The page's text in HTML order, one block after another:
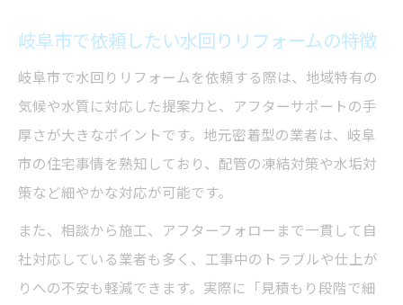
岐阜市で依頼したい水回りリフォームの特徴
岐阜市で水回りリフォームを依頼する際は、地域特有の
気候や水質に対応した提案力と、アフターサポートの手
厚さが大きなポイントです。地元密着型の業者は、岐阜
市の住宅事情を熟知しており、配管の凍結対策や水垢対
策など細やかな対応が可能です。
また、相談から施工、アフターフォローまで一貫して自
社対応している業者も多く、工事中のトラブルや仕上が
りへの不安も軽減できます。実際に「見積もり段階で細